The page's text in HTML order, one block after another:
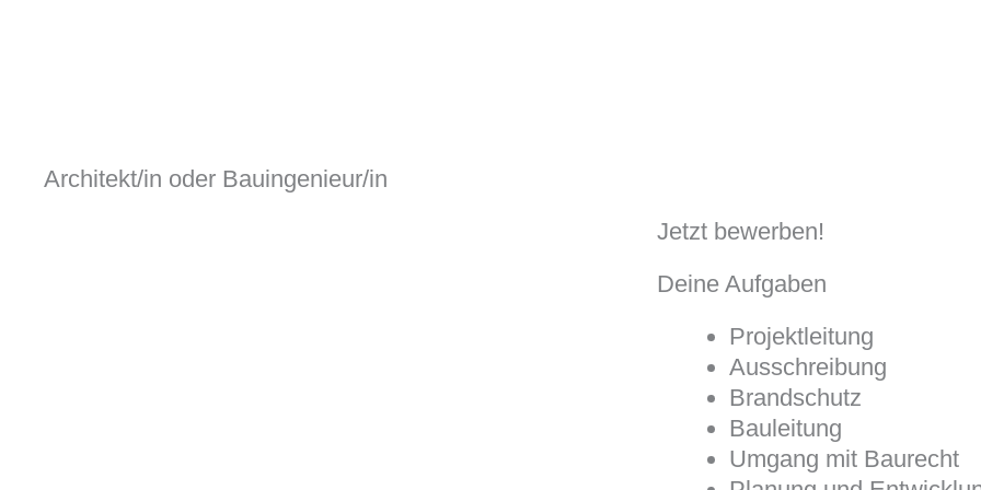
Architekt/in oder Bauingenieur/in
Jetzt bewerben!
Deine Aufgaben
Projektleitung
Ausschreibung
Brandschutz
Bauleitung
Umgang mit Baurecht